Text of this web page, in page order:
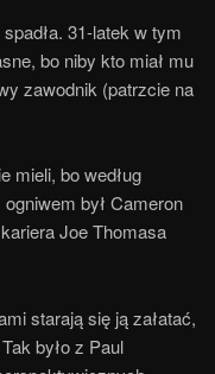
31-latek w tym
bo niby kto miał mu
zawodnik (patrzcie na
mieli, bo według
był Cameron
Joe Thomasa
starają się ją załatać,
było z Paul